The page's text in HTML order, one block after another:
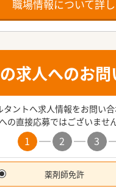
職場情報について詳
求人へのお
タントへ求人情報をお問い合
の直接応募ではございませ
1 2 3
薬剤師免許